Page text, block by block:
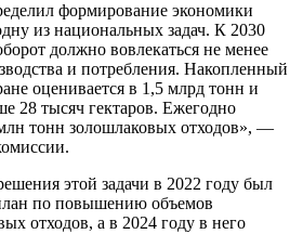
формирование экономики
из национальных задач. К 2030
должно вовлекаться не менее
и потребления. Накопленный
оценивается в 1,5 млрд тонн и
28 тысяч гектаров. Ежегодно
тонн золошлаковых отходов», —
этой задачи в 2022 году был
по повышению объемов
отходов, а в 2024 году в него